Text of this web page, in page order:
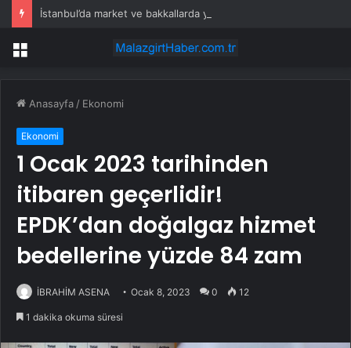
Menü
Anasayfa / Ekonomi
Ekonomi
1 Ocak 2023 tarihinden
itibaren geçerlidir!
EPDK’dan doğalgaz hizmet
bedellerine yüzde 84 zam
İBRAHİM ASENA Ocak 8, 2023 0 12
1 dakika okuma süresi